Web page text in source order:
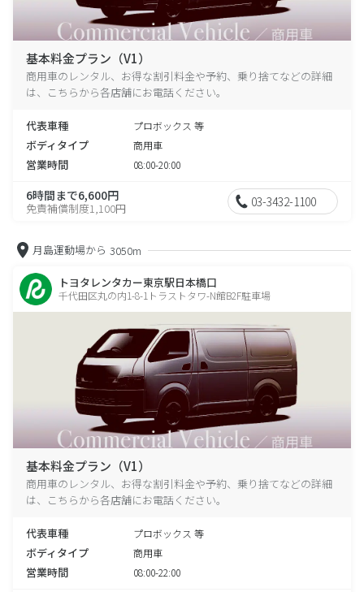
基本料金プラン（V1）
商用車のレンタル、お得な割引料金や予約、乗り捨てなどの詳細
は、こちらから各店舗にお電話ください。
代表車種 プロボックス 等
ボディタイプ 商用車
営業時間 08:00-20:00
6時間まで6,600円
免責補償制度1,100円 03-3432-1100
月島運動場から 3050m
トヨタレンタカー東京駅日本橋口
千代田区丸の内1-8-1トラストタワ-N館B2F駐車場
基本料金プラン（V1）
商用車のレンタル、お得な割引料金や予約、乗り捨てなどの詳細
は、こちらから各店舗にお電話ください。
代表車種 プロボックス 等
ボディタイプ 商用車
営業時間 08:00-22:00